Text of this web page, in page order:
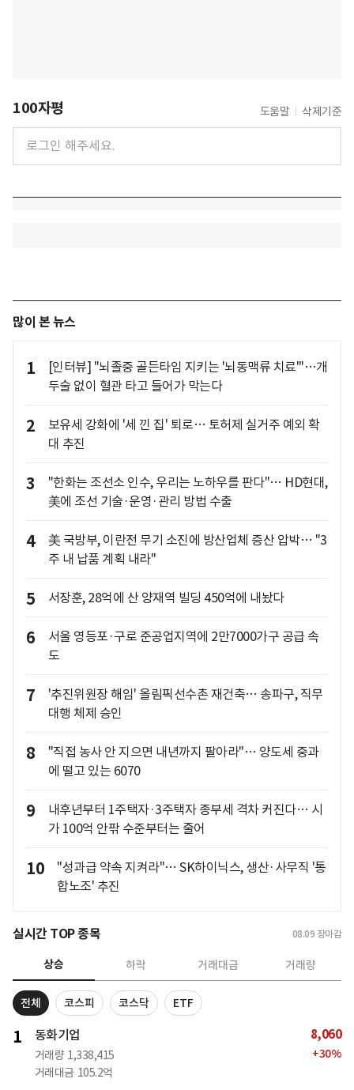
100자평 도움말 삭제기준
많이 본 뉴스
1
[인터뷰] "뇌졸중 골든타임 지키는 '뇌동맥류 치료'"…개
두술 없이 혈관 타고 들어가 막는다
2
보유세 강화에 '세 낀 집' 퇴로… 토허제 실거주 예외 확
대 추진
3
"한화는 조선소 인수, 우리는 노하우를 판다"… HD현대,
美에 조선 기술·운영·관리 방법 수출
4
美 국방부, 이란전 무기 소진에 방산업체 증산 압박… "3
주 내 납품 계획 내라"
5 서장훈, 28억에 산 양재역 빌딩 450억에 내놨다
6
서울 영등포·구로 준공업지역에 2만7000가구 공급 속
도
7
'추진위원장 해임' 올림픽선수촌 재건축… 송파구, 직무
대행 체제 승인
8
"직접 농사 안 지으면 내년까지 팔아라"… 양도세 중과
에 떨고 있는 6070
9
내후년부터 1주택자·3주택자 종부세 격차 커진다… 시
가 100억 안팎 수준부터는 줄어
10
"성과급 약속 지켜라"… SK하이닉스, 생산·사무직 '통
합노조' 추진
실시간 TOP 종목 08.09 장마감
상승 하락 거래대금 거래량
전체 코스피 코스닥 ETF
1 동화기업
거래량 1,338,415
거래대금 105.2억
8,060
+30%